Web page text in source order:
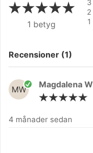
1 betyg
3
2
1
Recensioner (1)
MW Magdalena W
4 månader sedan